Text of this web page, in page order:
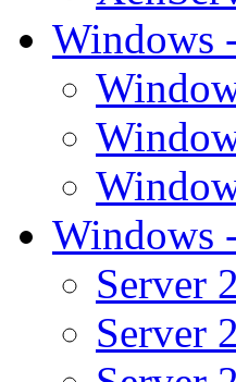
Windows
Windows
Server
Server